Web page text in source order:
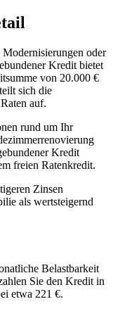
oder
Kredit bietet
von 20.000 €
sich die
auf.
rund um Ihr
Kredit
freien Ratenkredit.
Zinsen
als wertsteigernd
Belastbarkeit
Sie den Kredit in
etwa 221 €.